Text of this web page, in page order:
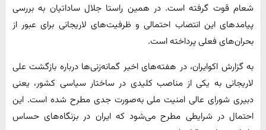
شعام قوت گرفته است. در همین راستا جلال ساداتیان به بررسی
پیامدهای این انتصاب احتمالی و ظرفیت‌های لاریجانی برای عبور از
بحران‌های فعلی پرداخته است.
به گزارش اکوایران، در هفته‌های اخیر گمانه‌زنی‌ها درباره بازگشت علی
لاریجانی به یکی از مناصب کلیدی در ساختار سیاسی کشور، یعنی
دبیری شورای عالی امنیت ملی به‌صورت جدی مطرح شده است. این
احتمال در شرایطی مطرح می‌شود که ایران در بزنگاه‌های حساس